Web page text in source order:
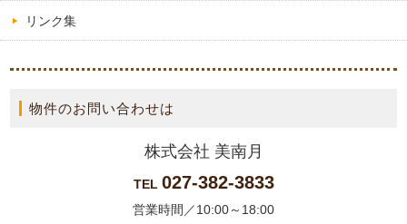
リンク集
物件のお問い合わせは
株式会社 美南月
TEL 027-382-3833
営業時間／10:00～18:00